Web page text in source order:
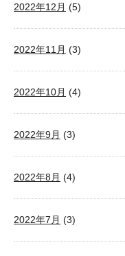
2022年12月 (5)
2022年11月 (3)
2022年10月 (4)
2022年9月 (3)
2022年8月 (4)
2022年7月 (3)